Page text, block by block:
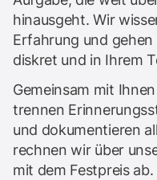
hinausgeht. Wir
Erfahrung und
diskret und in Ihrem
Gemeinsam mit
trennen
und dokumentieren
rechnen wir über
mit dem Festpreis